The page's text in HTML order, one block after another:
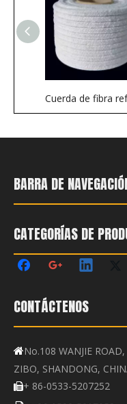
BARRA DE
CATEGORÍAS DE
CONTÁCTENOS
No.108 WANJIE
ZIBO, SHANDONG,
+ 86-0533-5207252